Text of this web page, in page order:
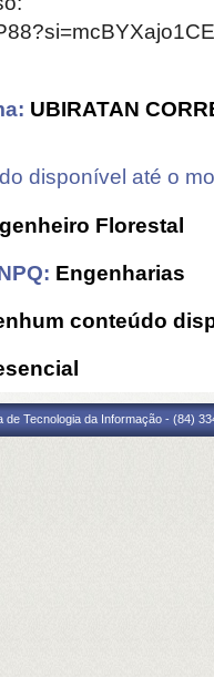
UBIRATAN
disponível até o
Florestal
Engenharias
conteúdo
de Tecnologia da Informação - (84)